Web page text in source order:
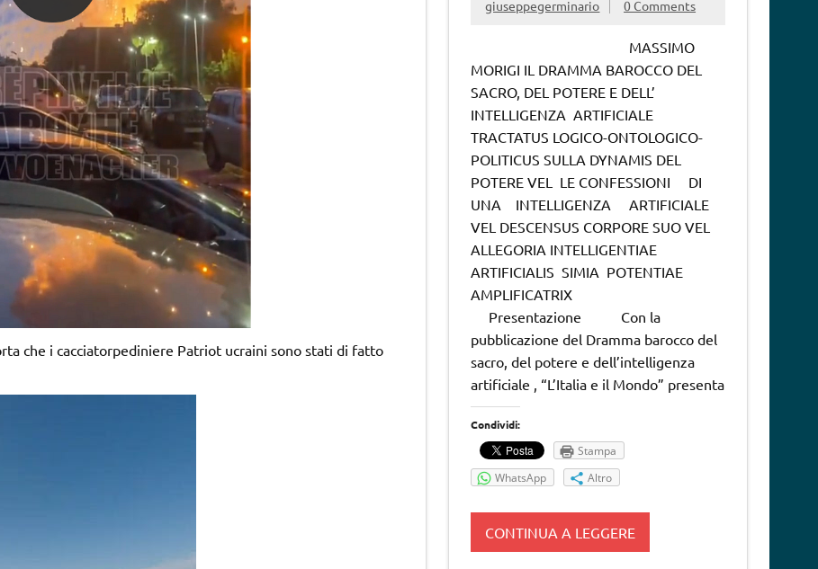
che i cacciatorpediniere Patriot ucraini sono stati di fatto
giuseppegerminario
0 Comments
MASSIMO
MORIGI IL DRAMMA BAROCCO DEL
SACRO, DEL POTERE E DELL’
INTELLIGENZA ARTIFICIALE
TRACTATUS LOGICO-ONTOLOGICO-
POLITICUS SULLA DYNAMIS DEL
POTERE VEL LE CONFESSIONI DI
UNA INTELLIGENZA ARTIFICIALE
VEL DESCENSUS CORPORE SUO VEL
ALLEGORIA INTELLIGENTIAE
ARTIFICIALIS SIMIA POTENTIAE
AMPLIFICATRIX
Presentazione Con la
pubblicazione del Dramma barocco del
sacro, del potere e dell’intelligenza
artificiale , “L’Italia e il Mondo” presenta
Condividi:
Stampa
WhatsApp
Altro
CONTINUA A LEGGERE